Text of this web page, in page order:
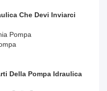
Che Devi Inviarci
Pompa
Della Pompa Idraulica